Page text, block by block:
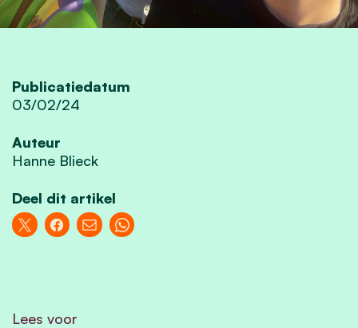
Publicatiedatum
03/02/24
Auteur
Hanne Blieck
Deel dit artikel
Lees voor